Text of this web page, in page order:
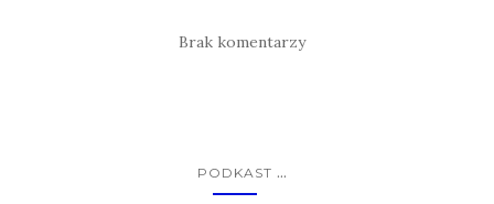
Brak komentarzy
PODKAST ...